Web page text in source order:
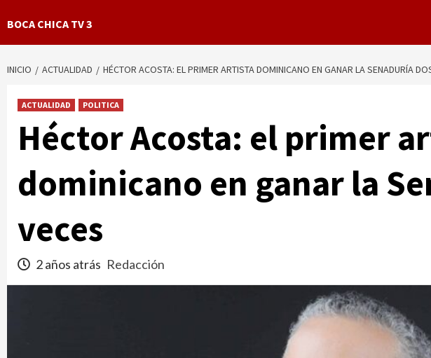
BOCA CHICA TV 3
INICIO ACTUALIDAD HÉCTOR ACOSTA: EL PRIMER ARTISTA DOMINICANO EN GANAR LA SENADURÍA
ACTUALIDAD POLITICA
Héctor Acosta: el primer
dominicano en ganar la
veces
2 años atrás Redacción